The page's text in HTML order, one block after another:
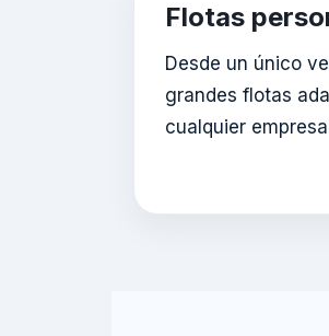
Flotas
Desde un único
grandes flotas
cualquier